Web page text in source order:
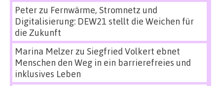
Peterzu Fernwärme, Stromnetz und
Digitalisierung: DEW21 stellt die Weichen für
die Zukunft
Marina Melzerzu Siegfried Volkert ebnet
Menschen den Weg in ein barrierefreies und
inklusives Leben